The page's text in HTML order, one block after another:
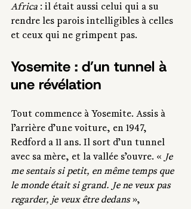
Africa : il était aussi celui qui a su
rendre les parois intelligibles à celles
et ceux qui ne grimpent pas.
Yosemite : d’un tunnel à
une révélation
Tout commence à Yosemite. Assis à
l’arrière d’une voiture, en 1947,
Redford a 11 ans. Il sort d’un tunnel
avec sa mère, et la vallée s’ouvre. « Je
me sentais si petit, en même temps que
le monde était si grand. Je ne veux pas
regarder, je veux être dedans »,